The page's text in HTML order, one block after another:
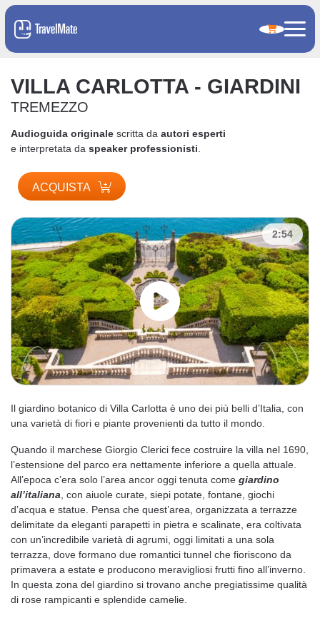
VILLA CARLOTTA - GIARDINI
TREMEZZO
Audioguida originale scritta da autori esperti
e interpretata da speaker professionisti
ACQUISTA
2:54
Il giardino botanico di Villa Carlotta è uno dei più belli d’Italia, con
una varietà di fiori e piante provenienti da tutto il mondo.
Quando il marchese Giorgio Clerici fece costruire la villa nel 1690,
l’estensione del parco era nettamente inferiore a quella attuale.
All’epoca c’era solo l’area ancor oggi tenuta come giardino
all’italiana , con aiuole curate, siepi potate, fontane, giochi
d’acqua e statue. Pensa che quest’area, organizzata a terrazze
delimitate da eleganti parapetti in pietra e scalinate, era coltivata
con un’incredibile varietà di agrumi, oggi limitati a una sola
terrazza, dove formano due romantici tunnel che fioriscono da
primavera a estate e producono meravigliosi frutti fino all’inverno.
In questa zona del giardino si trovano anche pregiatissime qualità
di rose rampicanti e splendide camelie.